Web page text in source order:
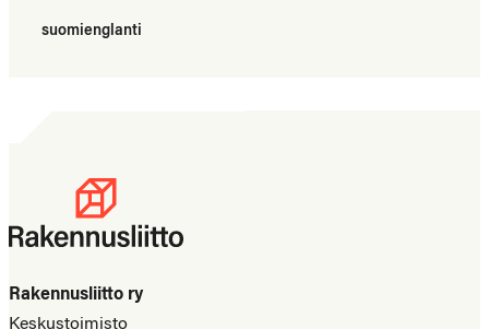
suomienglanti
Rakennusliitto ry
Keskustoimisto